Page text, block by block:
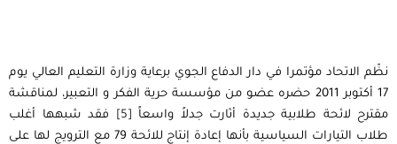
نظّم الاتحاد مؤتمرا في دار الدفاع الجوي برعاية وزارة التعليم العالي يوم
17 أكتوبر 2011 حضره عضو من مؤسسة حرية الفكر و التعبير، لمناقشة
مقترح لائحة طلابية جديدة أثارت جدلاً واسعاً
فقد شبهها أغلب
طلاب التيارات السياسية بأنها إعادة إنتاج للائحة 79 مع الترويج لها على